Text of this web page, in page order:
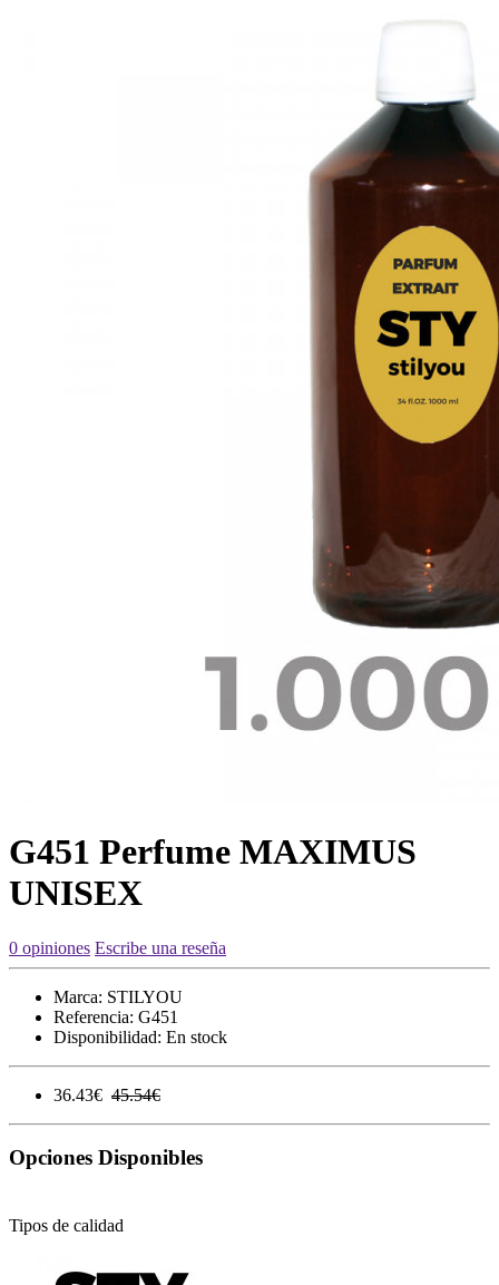
G451 Perfume MAXIMUS
UNISEX
0 opiniones Escribe una reseña
Marca: STILYOU
Referencia: G451
Disponibilidad: En stock
36.43€ 45.54€
Opciones Disponibles
Tipos de calidad